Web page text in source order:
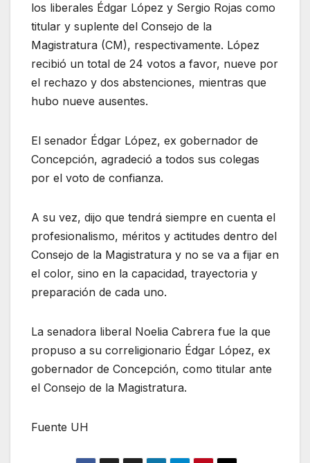
los liberales Édgar López y Sergio Rojas como
titular y suplente del Consejo de la
Magistratura (CM), respectivamente. López
recibió un total de 24 votos a favor, nueve por
el rechazo y dos abstenciones, mientras que
hubo nueve ausentes.
El senador Édgar López, ex gobernador de
Concepción, agradeció a todos sus colegas
por el voto de confianza.
A su vez, dijo que tendrá siempre en cuenta el
profesionalismo, méritos y actitudes dentro del
Consejo de la Magistratura y no se va a fijar en
el color, sino en la capacidad, trayectoria y
preparación de cada uno.
La senadora liberal Noelia Cabrera fue la que
propuso a su correligionario Édgar López, ex
gobernador de Concepción, como titular ante
el Consejo de la Magistratura.
Fuente UH